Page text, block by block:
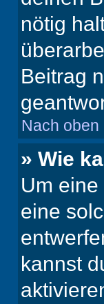
nötig
Beitrag
Nach oben
» Wie
Um
eine
kannst